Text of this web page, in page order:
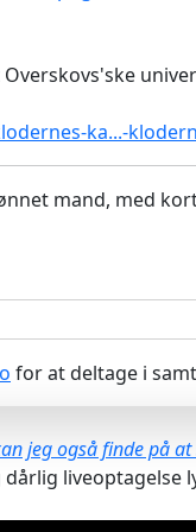
ka...-
mand, med
for at deltage i
jeg også finde på
dårlig